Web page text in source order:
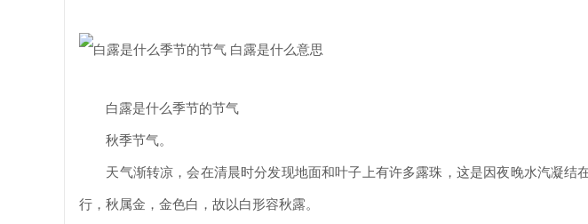
白露是什么季节的节气
秋季节气。
天气渐转凉，会在清晨时分发现地面和叶子上有许多露珠，这是因夜晚水汽凝结
行，秋属金，金色白，故以白形容秋露。